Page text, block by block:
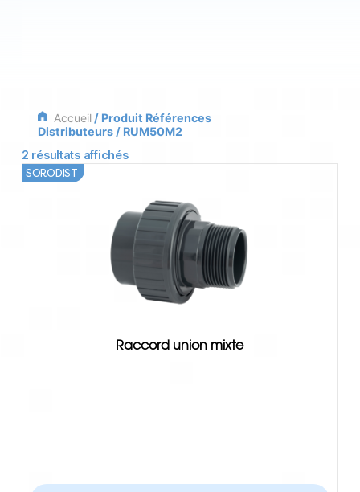
Accueil/ Produit Références
Distributeurs / RUM50M2
2 résultats affichés
Raccord union mixte
SORODIST